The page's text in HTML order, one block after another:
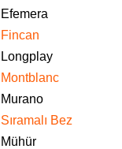
Efemera
Fincan
Longplay
Montblanc
Murano
Sıramalı Bez
Mühür